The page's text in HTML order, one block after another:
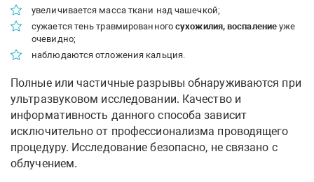
увеличивается масса ткани над чашечкой;
сужается тень травмированного сухожилия, воспаление уже
очевидно;
наблюдаются отложения кальция.
Полные или частичные разрывы обнаруживаются при
ультразвуковом исследовании. Качество и
информативность данного способа зависит
исключительно от профессионализма проводящего
процедуру. Исследование безопасно, не связано с
облучением.